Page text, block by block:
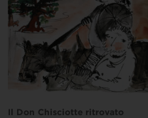
Il Don Chisciotte ritrovato